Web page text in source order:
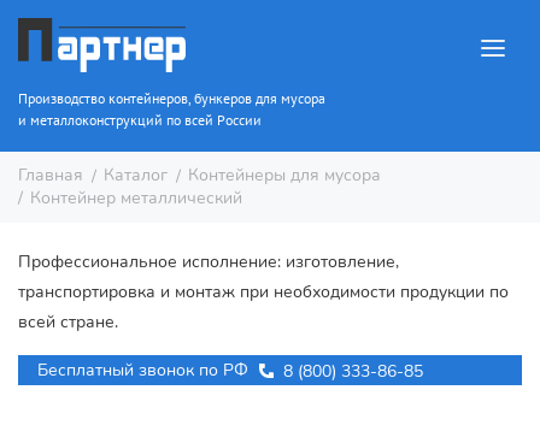
Производство контейнеров, бункеров для мусора
и металлоконструкций по всей России
Главная Каталог
Контейнеры для мусора
Контейнер металлический
Профессиональное исполнение: изготовление,
транспортировка и монтаж при необходимости продукции по
всей стране.
Бесплатный звонок по РФ 8 (800) 333-86-85